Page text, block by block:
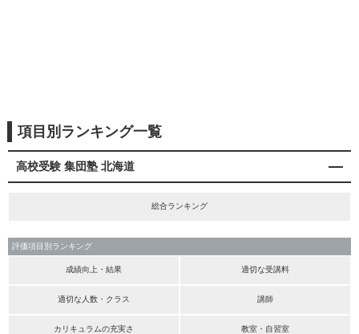
項目別ランキング一覧
高校受験 集団塾 北海道
総合ランキング
評価項目別ランキング
成績向上・結果 適切な受講料
適切な人数・クラス 講師
カリキュラムの充実さ 教室・自習室